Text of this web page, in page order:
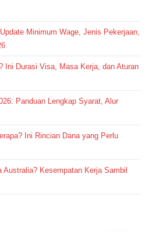
Minimum Wage, Jenis Pekerjaan,
Ini Durasi Visa, Masa Kerja, dan Aturan
Panduan Lengkap Syarat, Alur
Ini Rincian Dana yang Perlu
Kesempatan Kerja Sambil